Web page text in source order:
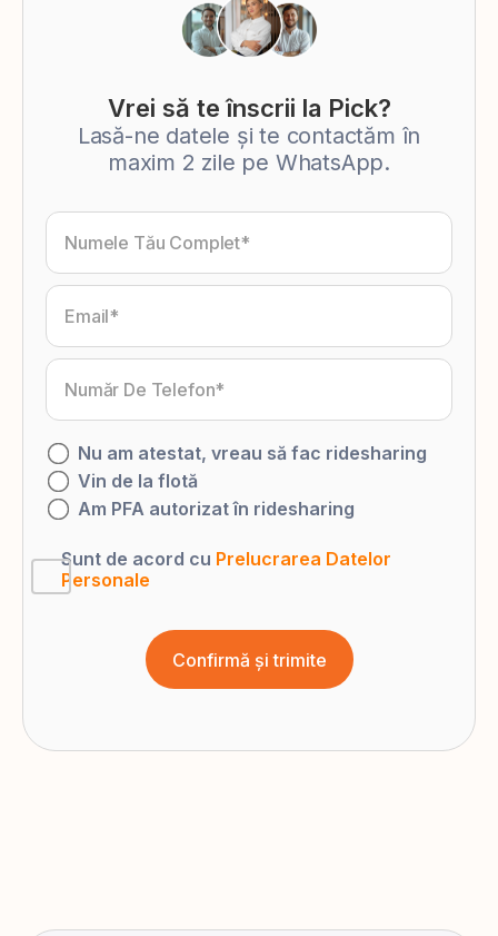
Vrei să te înscrii la Pick?
Lasă-ne datele și te contactăm în
maxim 2 zile pe WhatsApp.
Nu am atestat, vreau să fac ridesharing
Vin de la flotă
Am PFA autorizat în ridesharing
Sunt de acord cu Prelucrarea Datelor
Personale